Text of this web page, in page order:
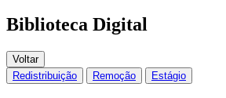
Biblioteca Digital
Voltar
Redistribuição
Remoção Estágio